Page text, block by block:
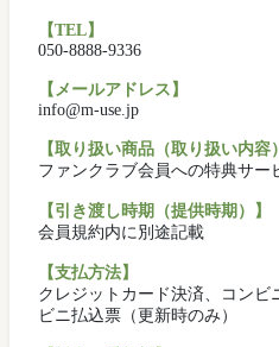
【TEL】
050-8888-9336
【メールアドレス】
info@m-use.jp
【取り扱い商品（取り扱い内容
ファンクラブ会員への特典サー
【引き渡し時期（提供時期）】
会員規約内に別途記載
【支払方法】
クレジットカード決済、コンビ
ビニ払込票（更新時のみ）